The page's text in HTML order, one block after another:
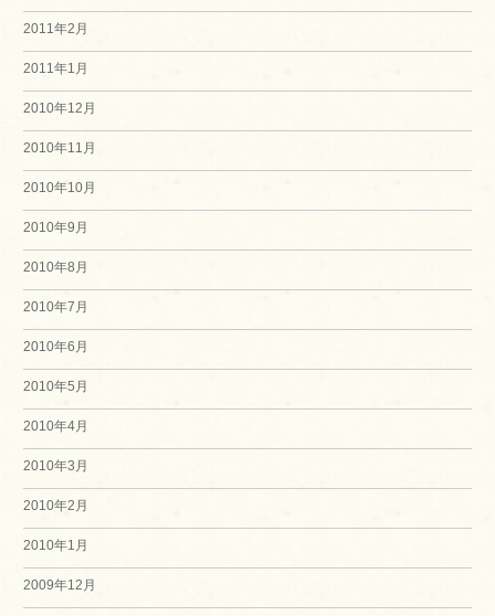
2011年2月
2011年1月
2010年12月
2010年11月
2010年10月
2010年9月
2010年8月
2010年7月
2010年6月
2010年5月
2010年4月
2010年3月
2010年2月
2010年1月
2009年12月